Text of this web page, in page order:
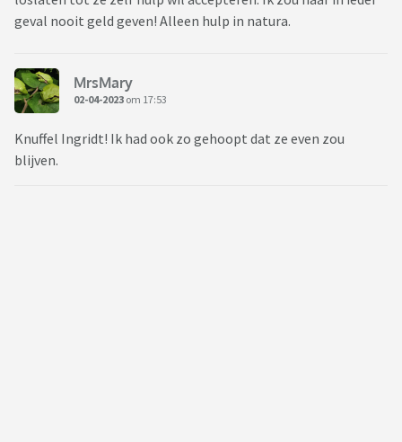
geval nooit geld geven! Alleen hulp in natura.
MrsMary
02-04-2023 om 17:53
Knuffel Ingridt! Ik had ook zo gehoopt dat ze even zou
blijven.